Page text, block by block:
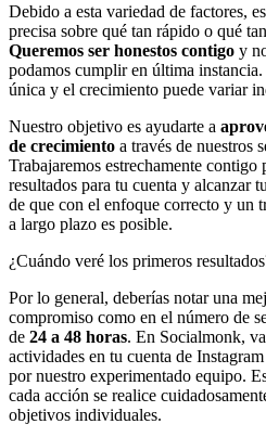
Debido a esta variedad de factores,
precisa sobre qué tan rápido o qué
Queremos ser honestos contigo y
podamos cumplir en última
única y el crecimiento puede variar
Nuestro objetivo es ayudarte a
de crecimiento a través de nuestros
Trabajaremos estrechamente contigo
resultados para tu cuenta y alcanzar
de que con el enfoque correcto y un
a largo plazo es posible.
¿Cuándo veré los primeros
Por lo general, deberías notar una
compromiso como en el número de
de 24 a 48 horas. En Socialmonk,
actividades en tu cuenta de
por nuestro experimentado equipo.
cada acción se realice
objetivos individuales.